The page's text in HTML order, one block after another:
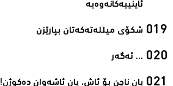
ئاینییەکانەوەیە‌
شکۆی میللەتەکەتان بپارێزن‌
... ئەگەر‌
یان ناچن بۆ ئاش، یان ئاشەوان دەکوژن!‌